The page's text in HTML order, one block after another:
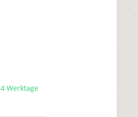
Werktage